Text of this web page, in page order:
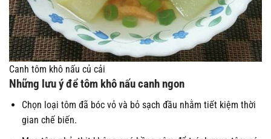
Canh tôm khô nấu củ cải
Những lưu ý để tôm khô nấu canh ngon
Chọn loại tôm đã bóc vỏ và bỏ sạch đầu nhằm tiết kiệm thời
gian chế biến.